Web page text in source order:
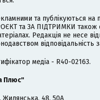
та публікуються на
та ЗА ПІДТРИМКИ
Редакція не несе
медіа - R40-02163.
Плюс"